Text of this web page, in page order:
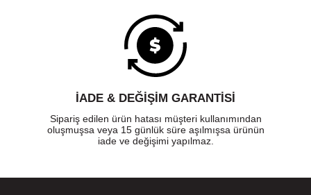
İADE & DEĞİŞİM GARANTİSİ
Sipariş edilen ürün hatası müşteri kullanımından
oluşmuşsa veya 15 günlük süre aşılmışsa ürünün
iade ve değişimi yapılmaz.